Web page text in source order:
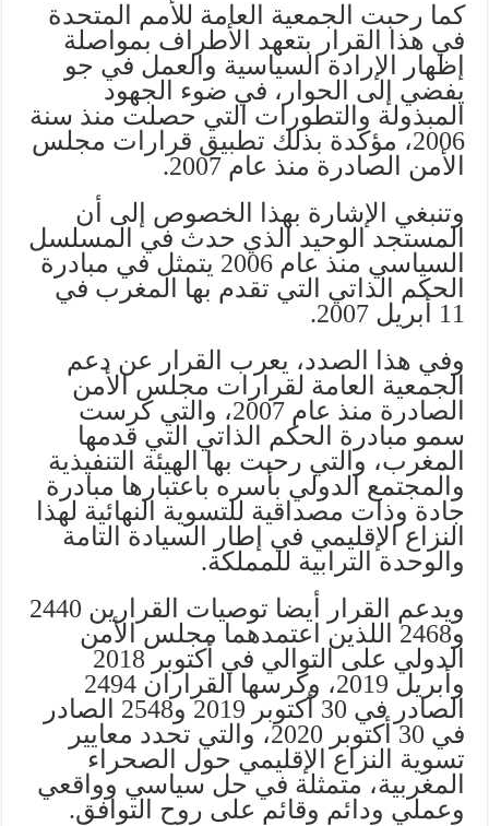
كما رحبت الجمعية العامة للأمم المتحدة
في هذا القرار بتعهد الأطراف بمواصلة
إظهار الإرادة السياسية والعمل في جو
يفضي إلى الحوار، في ضوء الجهود
المبذولة والتطورات التي حصلت منذ سنة
2006، مؤكدة بذلك تطبيق قرارات مجلس
الأمن الصادرة منذ عام 2007.
وتنبغي الإشارة بهذا الخصوص إلى أن
المستجد الوحيد الذي حدث في المسلسل
السياسي منذ عام 2006 يتمثل في مبادرة
الحكم الذاتي التي تقدم بها المغرب في
11 أبريل 2007.
وفي هذا الصدد، يعرب القرار عن دعم
الجمعية العامة لقرارات مجلس الأمن
الصادرة منذ عام 2007، والتي كرست
سمو مبادرة الحكم الذاتي التي قدمها
المغرب، والتي رحبت بها الهيئة التنفيذية
والمجتمع الدولي بأسره باعتبارها مبادرة
جادة وذات مصداقية للتسوية النهائية لهذا
النزاع الإقليمي في إطار السيادة التامة
والوحدة الترابية للمملكة.
ويدعم القرار أيضا توصيات القرارين 2440
و2468 اللذين اعتمدهما مجلس الأمن
الدولي على التوالي في أكتوبر 2018
وأبريل 2019، وكرسها القراران 2494
الصادر في 30 أكتوبر 2019 و2548 الصادر
في 30 أكتوبر 2020، والتي تحدد معايير
تسوية النزاع الإقليمي حول الصحراء
المغربية، متمثلة في حل سياسي وواقعي
وعملي ودائم وقائم على روح التوافق.